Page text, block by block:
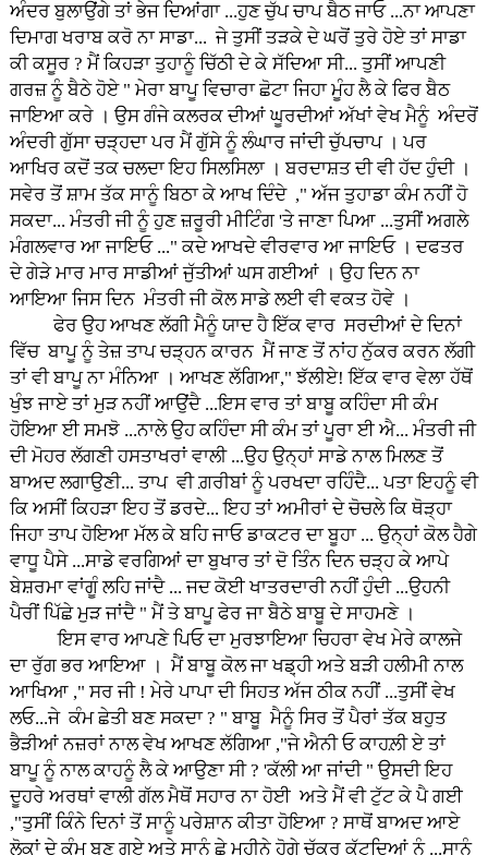
ਅੰਦਰ ਬੁਲਾਉਂਗੇ ਤਾਂ ਭੇਜ ਦਿਆਂਗਾ ...ਹੁਣ ਚੁੱਪ ਚਾਪ ਬੈਠ ਜਾਓ ...ਨਾ ਆਪਣਾ
ਦਿਮਾਗ ਖਰਾਬ ਕਰੋ ਨਾ ਸਾਡਾ... ਜੇ ਤੁਸੀਂ ਤੜਕੇ ਦੇ ਘਰੋਂ ਤੁਰੇ ਹੋਏ ਤਾਂ ਸਾਡਾ
ਕੀ ਕਸੂਰ ? ਮੈਂ ਕਿਹੜਾ ਤੁਹਾਨੂੰ ਚਿੱਠੀ ਦੇ ਕੇ ਸੱਦਿਆ ਸੀ... ਤੁਸੀਂ ਆਪਣੀ
ਗਰਜ਼ ਨੂੰ ਬੈਠੇ ਹੋਏ " ਮੇਰਾ ਬਾਪੂ ਵਿਚਾਰਾ ਛੋਟਾ ਜਿਹਾ ਮੂੰਹ ਲੈ ਕੇ ਫਿਰ ਬੈਠ
ਜਾਇਆ ਕਰੇ । ਉਸ ਗੰਜੇ ਕਲਰਕ ਦੀਆਂ ਘੂਰਦੀਆਂ ਅੱਖਾਂ ਵੇਖ ਮੈਨੂੰ ਅੰਦਰੋਂ
ਅੰਦਰੀ ਗੁੱਸਾ ਚੜ੍ਹਦਾ ਪਰ ਮੈਂ ਗੁੱਸੇ ਨੂੰ ਲੰਘਾਰ ਜਾਂਦੀ ਚੁੱਪਚਾਪ । ਪਰ
ਆਖਿਰ ਕਦੋਂ ਤਕ ਚਲਦਾ ਇਹ ਸਿਲਸਿਲਾ । ਬਰਦਾਸ਼ਤ ਦੀ ਵੀ ਹੱਦ ਹੁੰਦੀ ।
ਸਵੇਰ ਤੋਂ ਸ਼ਾਮ ਤੱਕ ਸਾਨੂੰ ਬਿਠਾ ਕੇ ਆਖ ਦਿੰਦੇ ," ਅੱਜ ਤੁਹਾਡਾ ਕੰਮ ਨਹੀਂ ਹੋ
ਸਕਦਾ... ਮੰਤਰੀ ਜੀ ਨੂੰ ਹੁਣ ਜ਼ਰੂਰੀ ਮੀਟਿੰਗ 'ਤੇ ਜਾਣਾ ਪਿਆ ...ਤੁਸੀਂ ਅਗਲੇ
ਮੰਗਲਵਾਰ ਆ ਜਾਇਓ ..." ਕਦੇ ਆਖਦੇ ਵੀਰਵਾਰ ਆ ਜਾਇਓ । ਦਫਤਰ
ਦੇ ਗੇੜੇ ਮਾਰ ਮਾਰ ਸਾਡੀਆਂ ਜੁੱਤੀਆਂ ਘਸ ਗਈਆਂ । ਉਹ ਦਿਨ ਨਾ
ਆਇਆ ਜਿਸ ਦਿਨ ਮੰਤਰੀ ਜੀ ਕੋਲ ਸਾਡੇ ਲਈ ਵੀ ਵਕਤ ਹੋਵੇ ।
ਫੇਰ ਉਹ ਆਖਣ ਲੱਗੀ ਮੈਨੂੰ ਯਾਦ ਹੈ ਇੱਕ ਵਾਰ ਸਰਦੀਆਂ ਦੇ ਦਿਨਾਂ
ਵਿੱਚ ਬਾਪੂ ਨੂੰ ਤੇਜ਼ ਤਾਪ ਚੜ੍ਹਨ ਕਾਰਨ ਮੈਂ ਜਾਣ ਤੋਂ ਨਾਂਹ ਨੁੱਕਰ ਕਰਨ ਲੱਗੀ
ਤਾਂ ਵੀ ਬਾਪੂ ਨਾ ਮੰਨਿਆ । ਆਖਣ ਲੱਗਿਆ," ਝੱਲੀਏ! ਇੱਕ ਵਾਰ ਵੇਲਾ ਹੱਥੋਂ
ਖੁੰਝ ਜਾਏ ਤਾਂ ਮੁੜ ਨਹੀਂ ਆਉਂਦੈ ...ਇਸ ਵਾਰ ਤਾਂ ਬਾਬੂ ਕਹਿੰਦਾ ਸੀ ਕੰਮ
ਹੋਇਆ ਈ ਸਮਝੋ ...ਨਾਲੇ ਉਹ ਕਹਿੰਦਾ ਸੀ ਕੰਮ ਤਾਂ ਪੂਰਾ ਈ ਐ... ਮੰਤਰੀ ਜੀ
ਦੀ ਮੋਹਰ ਲੱਗਣੀ ਹਸਤਾਖਰਾਂ ਵਾਲੀ ...ਉਹ ਉਨ੍ਹਾਂ ਸਾਡੇ ਨਾਲ ਮਿਲਣ ਤੋਂ
ਬਾਅਦ ਲਗਾਉਣੀ... ਤਾਪ ਵੀ ਗ਼ਰੀਬਾਂ ਨੂੰ ਪਰਖਦਾ ਰਹਿੰਦੈ... ਪਤਾ ਇਹਨੂੰ ਵੀ
ਕਿ ਅਸੀਂ ਕਿਹੜਾ ਇਹ ਤੋਂ ਡਰਦੇ... ਇਹ ਤਾਂ ਅਮੀਰਾਂ ਦੇ ਚੋਚਲੇ ਕਿ ਥੋੜ੍ਹਾ
ਜਿਹਾ ਤਾਪ ਹੋਇਆ ਮੱਲ ਕੇ ਬਹਿ ਜਾਓ ਡਾਕਟਰ ਦਾ ਬੂਹਾ ... ਉਨ੍ਹਾਂ ਕੋਲ ਹੈਗੇ
ਵਾਧੂ ਪੈਸੇ ...ਸਾਡੇ ਵਰਗਿਆਂ ਦਾ ਬੁਖਾਰ ਤਾਂ ਦੋ ਤਿੰਨ ਦਿਨ ਚੜ੍ਹ ਕੇ ਆਪੇ
ਬੇਸ਼ਰਮਾ ਵਾਂਗੂੰ ਲਹਿ ਜਾਂਦੈ ... ਜਦ ਕੋਈ ਖਾਤਰਦਾਰੀ ਨਹੀਂ ਹੁੰਦੀ ...ਉਹਨੀ
ਪੈਰੀਂ ਪਿੱਛੇ ਮੁੜ ਜਾਂਦੈ " ਮੈਂ ਤੇ ਬਾਪੂ ਫੇਰ ਜਾ ਬੈਠੇ ਬਾਬੂ ਦੇ ਸਾਹਮਣੇ ।
ਇਸ ਵਾਰ ਆਪਣੇ ਪਿਓ ਦਾ ਮੁਰਝਾਇਆ ਚਿਹਰਾ ਵੇਖ ਮੇਰੇ ਕਾਲਜੇ
ਦਾ ਰੁੱਗ ਭਰ ਆਇਆ । ਮੈਂ ਬਾਬੂ ਕੋਲ ਜਾ ਖਡ਼੍ਹੀ ਅਤੇ ਬੜੀ ਹਲੀਮੀ ਨਾਲ
ਆਖਿਆ ," ਸਰ ਜੀ ! ਮੇਰੇ ਪਾਪਾ ਦੀ ਸਿਹਤ ਅੱਜ ਠੀਕ ਨਹੀਂ ...ਤੁਸੀਂ ਵੇਖ
ਲਓ...ਜੇ ਕੰਮ ਛੇਤੀ ਬਣ ਸਕਦਾ ? " ਬਾਬੂ ਮੈਨੂੰ ਸਿਰ ਤੋਂ ਪੈਰਾਂ ਤੱਕ ਬਹੁਤ
ਭੈੜੀਆਂ ਨਜ਼ਰਾਂ ਨਾਲ ਵੇਖ ਆਖਣ ਲੱਗਿਆ ,"ਜੇ ਐਨੀ ਓ ਕਾਹਲ਼ੀ ਏ ਤਾਂ
ਬਾਪੂ ਨੂੰ ਨਾਲ ਕਾਹਨੂੰ ਲੈ ਕੇ ਆਉਣਾ ਸੀ ? 'ਕੱਲੀ ਆ ਜਾਂਦੀ " ਉਸਦੀ ਇਹ
ਦੂਹਰੇ ਅਰਥਾਂ ਵਾਲੀ ਗੱਲ ਮੈਥੋਂ ਸਹਾਰ ਨਾ ਹੋਈ ਅਤੇ ਮੈਂ ਵੀ ਟੁੱਟ ਕੇ ਪੈ ਗਈ
,"ਤੁਸੀਂ ਕਿੰਨੇ ਦਿਨਾਂ ਤੋਂ ਸਾਨੂੰ ਪਰੇਸ਼ਾਨ ਕੀਤਾ ਹੋਇਆ ? ਸਾਥੋਂ ਬਾਅਦ ਆਏ
ਲੋਕਾਂ ਦੇ ਕੰਮ ਬਣ ਗਏ ਅਤੇ ਸਾਨੂੰ ਛੇ ਮਹੀਨੇ ਹੋਗੇ ਚੱਕਰ ਕੱਟਦਿਆਂ ਨੂੰ ...ਸਾਨੂੰ